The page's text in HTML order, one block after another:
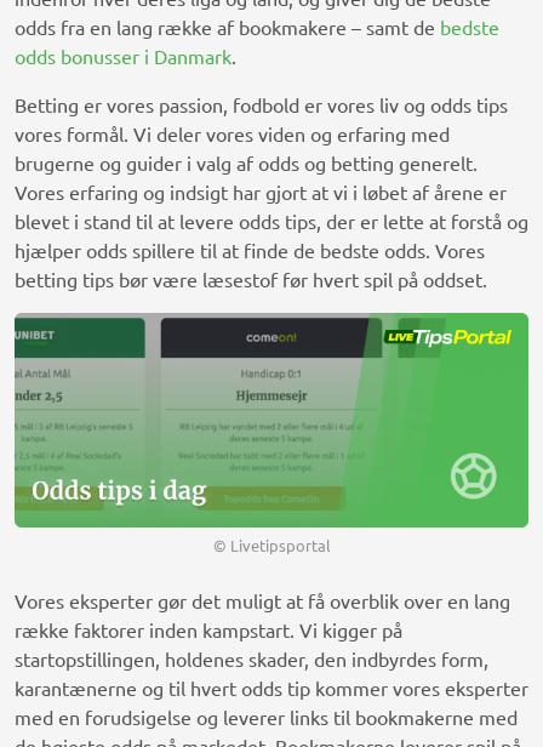
odds fra en lang række af bookmakere – samt de bedste
odds bonusser i Danmark.
Betting er vores passion, fodbold er vores liv og odds tips
vores formål. Vi deler vores viden og erfaring med
brugerne og guider i valg af odds og betting generelt.
Vores erfaring og indsigt har gjort at vi i løbet af årene er
blevet i stand til at levere odds tips, der er lette at forstå og
hjælper odds spillere til at finde de bedste odds. Vores
betting tips bør være læsestof før hvert spil på oddset.
© Livetipsportal
Vores eksperter gør det muligt at få overblik over en lang
række faktorer inden kampstart. Vi kigger på
startopstillingen, holdenes skader, den indbyrdes form,
karantænerne og til hvert odds tip kommer vores eksperter
med en forudsigelse og leverer links til bookmakerne med